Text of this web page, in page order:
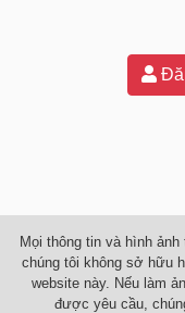
Mọi thông tin và hình
chúng tôi không sở hữu
website này. Nếu làm
được yêu cầu,